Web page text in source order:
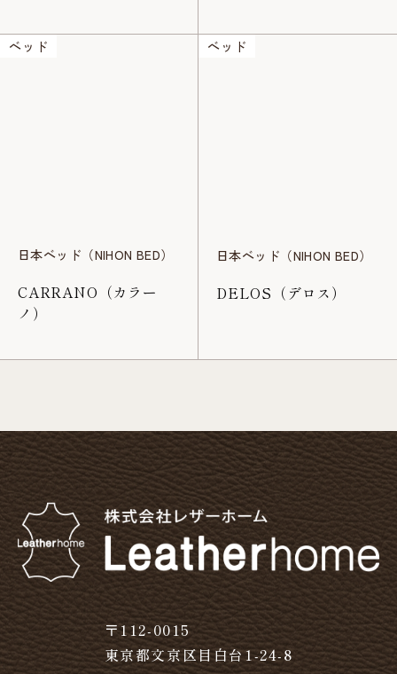
ベッド
日本ベッド（NIHON BED）
CARRANO（カラー
ノ）
ベッド
日本ベッド（NIHON BED）
DELOS（デロス）
〒112-0015
東京都文京区目白台1-24-8